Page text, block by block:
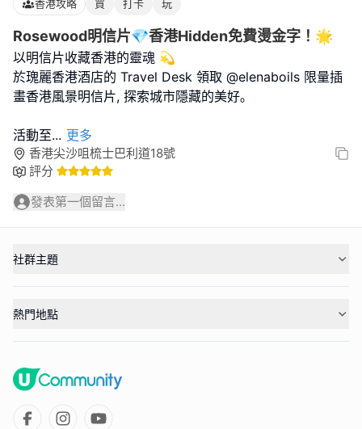
香港攻略 買 打卡 玩
Rosewood明信片💎香港Hidden免費燙金字！🌟
以明信片收藏香港的靈魂 💫
於瑰麗香港酒店的 Travel Desk 領取 @elenaboils 限量插
畫香港風景明信片, 探索城市隱藏的美好｡
活動至... 更多
香港尖沙咀梳士巴利道18號
評分
發表第一個留言...
社群主題
熱門地點